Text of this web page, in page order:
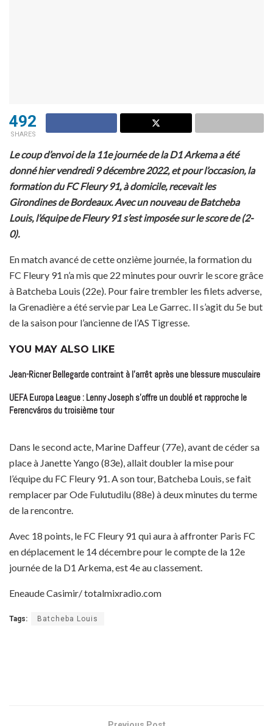
492
SHARES
Le coup d’envoi de la 11e journée de la D1 Arkema a été
donné hier vendredi 9 décembre 2022, et pour l’occasion, la
formation du FC Fleury 91, à domicile, recevait les
Girondines de Bordeaux. Avec un nouveau de Batcheba
Louis, l’équipe de Fleury 91 s’est imposée sur le score de (2-
0).
En match avancé de cette onzième journée, la formation du
FC Fleury 91 n’a mis que 22 minutes pour ouvrir le score grâce
à Batcheba Louis (22e). Pour faire trembler les filets adverse,
la Grenadière a été servie par Lea Le Garrec. Il s’agit du 5e but
de la saison pour l’ancienne de l’AS Tigresse.
YOU MAY ALSO LIKE
Jean-Ricner Bellegarde contraint à l’arrêt après une blessure musculaire
UEFA Europa League : Lenny Joseph s’offre un doublé et rapproche le
Ferencváros du troisième tour
Dans le second acte, Marine Daffeur (77e), avant de céder sa
place à Janette Yango (83e), allait doubler la mise pour
l’équipe du FC Fleury 91. A son tour, Batcheba Louis, se fait
remplacer par Ode Fulutudilu (88e) à deux minutes du terme
de la rencontre.
Avec 18 points, le FC Fleury 91 qui aura à affronter Paris FC
en déplacement le 14 décembre pour le compte de la 12e
journée de la D1 Arkema, est 4e au classement.
Eneaude Casimir/ totalmixradio.com
Tags: Batcheba Louis